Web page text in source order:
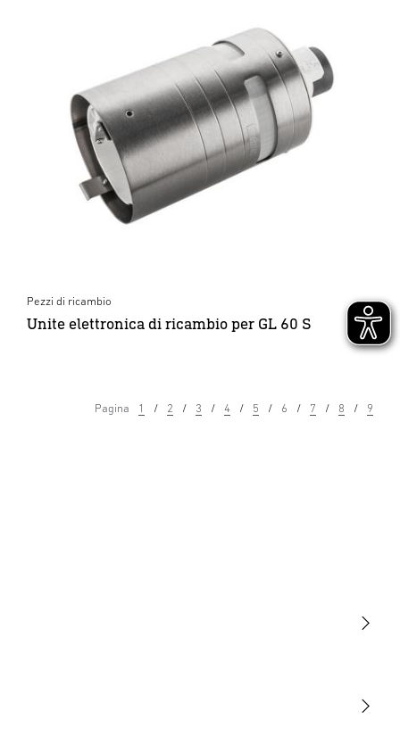
Pezzi di ricambio
Unite elettronica di ricambio per GL 60 S
Pagina 1 2 3 4 5 6 7 8 9